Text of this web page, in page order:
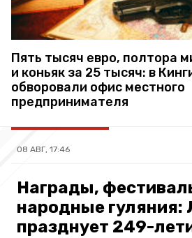
Пять тысяч евро, полтора
и коньяк за 25 тысяч: в
обворовали офис местного
предпринимателя
08 АВГ, 17:46
Награды,
народные гуляния:
празднует 249-